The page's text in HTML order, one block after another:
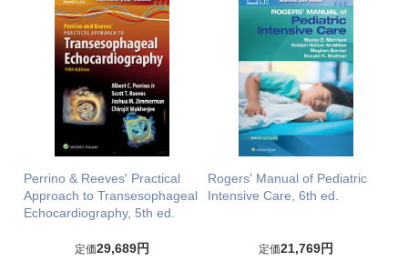
Perrino & Reeves' Practical
Approach to Transesophageal
Echocardiography, 5th ed.
定価29,689円
Rogers' Manual of Pediatric
Intensive Care, 6th ed.
定価21,769円